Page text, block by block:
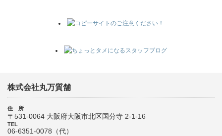
株式会社丸万質舗
住 所
〒531-0064 大阪府大阪市北区国分寺 2-1-16
TEL
06-6351-0078（代）